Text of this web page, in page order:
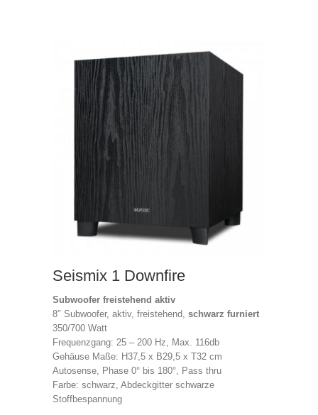
Seismix 1 Downfire
Subwoofer freistehend aktiv
8″ Subwoofer, aktiv, freistehend, schwarz furniert
350/700 Watt
Frequenzgang: 25 – 200 Hz, Max. 116db
Gehäuse Maße: H37,5 x B29,5 x T32 cm
Autosense, Phase 0° bis 180°, Pass thru
Farbe: schwarz, Abdeckgitter schwarze
Stoffbespannung